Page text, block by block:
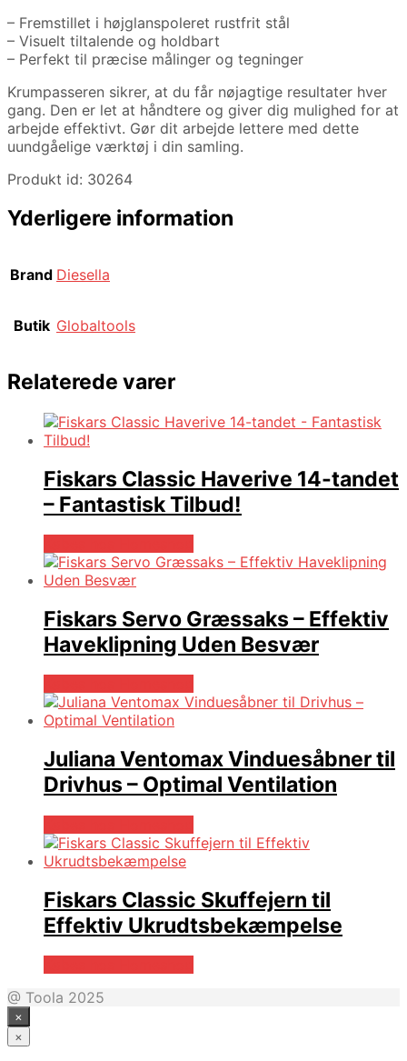
– Fremstillet i højglanspoleret rustfrit stål
– Visuelt tiltalende og holdbart
– Perfekt til præcise målinger og tegninger
Krumpasseren sikrer, at du får nøjagtige resultater hver
gang. Den er let at håndtere og giver dig mulighed for at
arbejde effektivt. Gør dit arbejde lettere med dette
uundgåelige værktøj i din samling.
Produkt id: 30264
Yderligere information
Brand Diesella
Butik Globaltools
Relaterede varer
Fiskars Classic Haverive 14-tandet
– Fantastisk Tilbud!
Fiskars Servo Græssaks – Effektiv
Haveklipning Uden Besvær
Juliana Ventomax Vinduesåbner til
Drivhus – Optimal Ventilation
Fiskars Classic Skuffejern til
Effektiv Ukrudtsbekæmpelse
@ Toola 2025
×
×